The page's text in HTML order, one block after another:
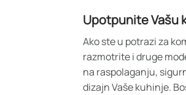
Upotpunite Vašu
Ako ste u potrazi za
razmotrite i druge
na raspolaganju,
dizajn Vaše kuhinje.